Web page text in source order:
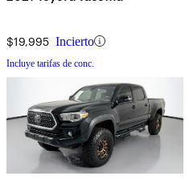
$19,995 Incierto
Incluye tarifas de conc.